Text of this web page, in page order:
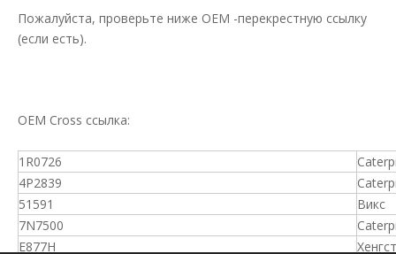
Пожалуйста, проверьте ниже OEM -перекрестную ссылку
(если есть).
OEM Cross ссылка:
1R0726
4P2839
51591
Викс
7N7500
E877H
Хенгст